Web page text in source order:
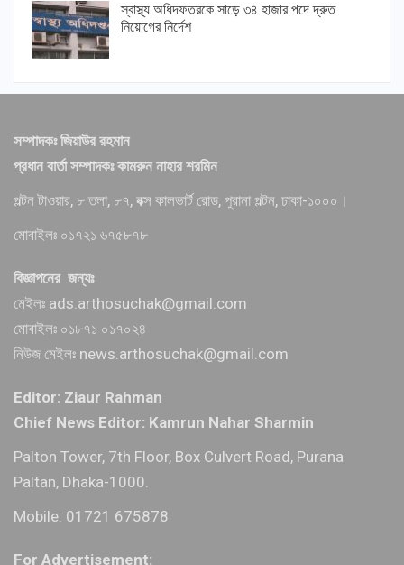
স্বাস্থ্য অধিদফতরকে সাড়ে ৩৪ হাজার পদে দ্রুত
নিয়োগের নির্দেশ
সম্পাদকঃ জিয়াউর রহমান
প্রধান বার্তা সম্পাদকঃ কামরুন নাহার শরমিন
পল্টন টাওয়ার, ৮ তলা, ৮৭, বক্স কালভার্ট রোড, পুরানা পল্টন, ঢাকা-১০০০।
মোবাইলঃ ০১৭২১ ৬৭৫৮৭৮
বিজ্ঞাপনের জন্যঃ
মেইলঃ ads.arthosuchak@gmail.com
মোবাইলঃ ০১৮৭১ ০১৭০২৪
নিউজ মেইলঃ news.arthosuchak@gmail.com
Editor: Ziaur Rahman
Chief News Editor: Kamrun Nahar Sharmin
Palton Tower, 7th Floor, Box Culvert Road, Purana
Paltan, Dhaka-1000.
Mobile: 01721 675878
For Advertisement: